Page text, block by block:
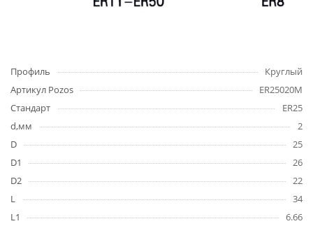
Профиль
Круглый
Артикул Pozos
ER25020M
Стандарт
ER25
d,мм
2
D
25
D1
26
D2
22
L
34
L1
6.66